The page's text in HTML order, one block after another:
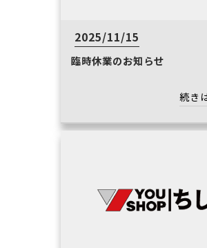
2025/11/15
臨時休業のお知らせ
続き